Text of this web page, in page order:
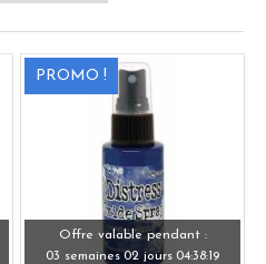
PROMO !
Offre valable pendant :
03 semaines 02 jours 04:38:19